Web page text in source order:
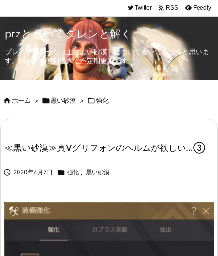
Twitter  RSS Feedly
przと書いてダレンと解く
プレイ中のゲーム（主に黒い砂漠）について書いていこうと思いま
す。twitterが便利過ぎて不定期更新です。
ホーム > 黒い砂漠 > 強化
≪黒い砂漠≫真Ⅴグリフォンのヘルムが欲しい…③
 2020年4月7日  強化 , 黒い砂漠